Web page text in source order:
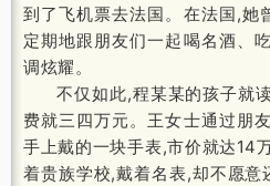
到了飞机票去法国。在法国,她
定期地跟朋友们一起喝名酒、
调炫耀。
不仅如此,程某某的孩子就
费就三四万元。王女士通过朋
手上戴的一块手表,市价就达14
着贵族学校,戴着名表,却不愿意